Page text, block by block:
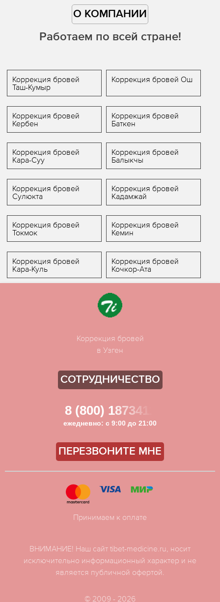
О КОМПАНИИ
Работаем по всей стране!
Коррекция бровей
Таш-Кумыр
Коррекция бровей Ош
Коррекция бровей
Кербен
Коррекция бровей
Баткен
Коррекция бровей
Кара-Суу
Коррекция бровей
Балыкчы
Коррекция бровей
Сулюкта
Коррекция бровей
Кадамжай
Коррекция бровей
Токмок
Коррекция бровей
Кемин
Коррекция бровей
Кара-Куль
Коррекция бровей
Кочкор-Ата
Коррекция бровей
в Узген
СОТРУДНИЧЕСТВО
8 (800) 1873411
ежедневно: с 9:00 до 21:00
ПЕРЕЗВОНИТЕ МНЕ
ВНИМАНИЕ! Наш сайт tibet-medicine.ru, носит
исключительно информационный характер и не
является публичной офертой.
© 2009 - 2026
Принимаем к оплате